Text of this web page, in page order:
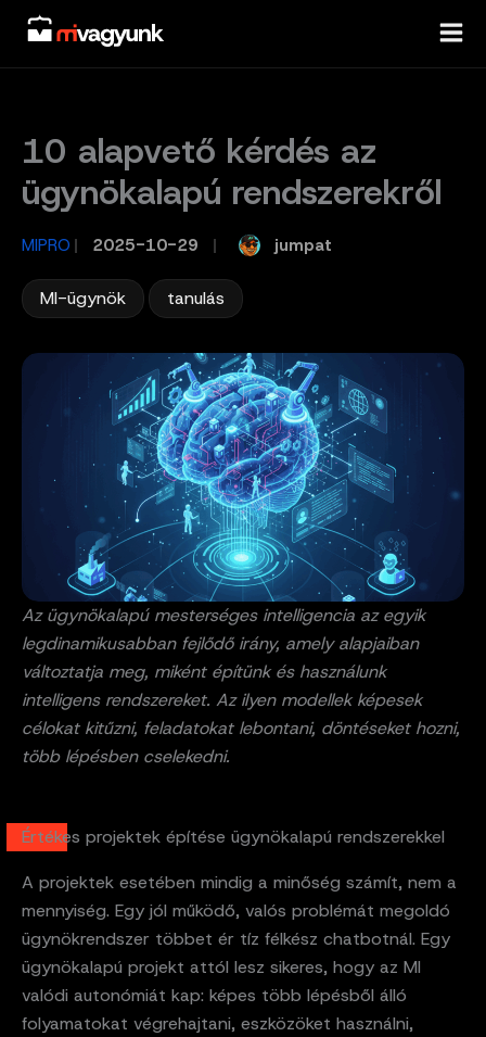
Skip
content
10 alapvető kérdés az
ügynökalapú rendszerekről
MIPRO / 2025-10-29 jumpat
MI-ügynök tanulás
Az ügynökalapú mesterséges intelligencia az egyik
legdinamikusabban fejlődő irány, amely alapjaiban
változtatja meg, miként építünk és használunk
intelligens rendszereket. Az ilyen modellek képesek
célokat kitűzni, feladatokat lebontani, döntéseket hozni,
több lépésben cselekedni.
Értékes projektek építése ügynökalapú rendszerekkel
A projektek esetében mindig a minőség számít, nem a
mennyiség. Egy jól működő, valós problémát megoldó
ügynökrendszer többet ér tíz félkész chatbotnál. Egy
ügynökalapú projekt attól lesz sikeres, hogy az MI
valódi autonómiát kap: képes több lépésből álló
folyamatokat végrehajtani, eszközöket használni,